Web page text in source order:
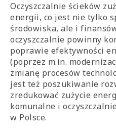
Oczyszczalnie ścieków
energii, co jest nie tylko
środowiska, ale i
oczyszczalnie powinny
poprawie efektywności
(poprzez m.in.
zmianę procesów
jest też poszukiwanie
zredukować zużycie
komunalne i
w Polsce.